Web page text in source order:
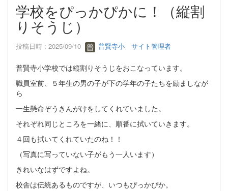
学校をぴっかぴかに！（縦割
りそうじ）
投稿日時 : 2025/09/10 普賢寺小 サイト管理者
普賢寺小学校では縦割りそうじをおこなっています。
職員室前、５年生の男の子が下の学年の子たちを励ましなが
ら
一生懸命ぞうきんがけをしてくれていました。
それぞれ同じところを一緒に、順番に拭いていきます。
４回も拭いてくれていたのね！！
（写真に写っていない子がもう一人います）
きれいなはずですよね。
校舎は伝統あるものですが、いつもぴっかぴか。